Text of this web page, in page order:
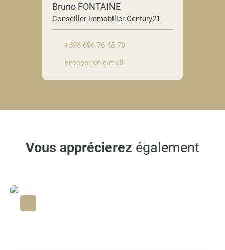
Bruno FONTAINE
Conseiller immobilier Century21
+596 696 76 45 78
Envoyer un e-mail
Vous apprécierez également